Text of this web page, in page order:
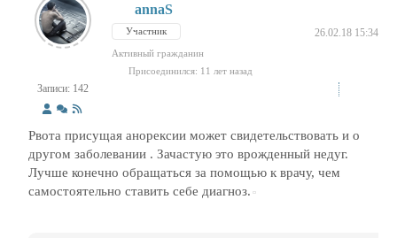
Записи: 142
annaS
Участник 26.02.18 15:34
Активный гражданин
Присоединился: 11 лет назад
Рвота присущая анорексии может свидетельствовать и о
другом заболевании . Зачастую это врожденный недуг.
Лучше конечно обращаться за помощью к врачу, чем
самостоятельно ставить себе диагноз.